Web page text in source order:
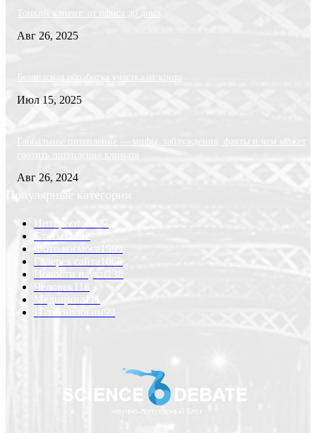
Тонкий клиент: от офиса до дома
Авг 26, 2025
Безопасная обработка участка от крота
Июл 15, 2025
Глобальное потепление — мифы, заблуждения, факты и чем может
грозить потепление климата
Авг 26, 2024
Популярные категории
Интересно
6227
Статьи
Фото космоса
1999
Галерея сайта
1068
Новости науки
Человек
118
Медицина
IT-технологии99